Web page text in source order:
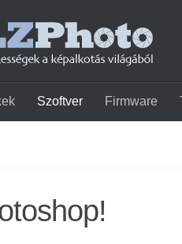
Szoftver Firmware